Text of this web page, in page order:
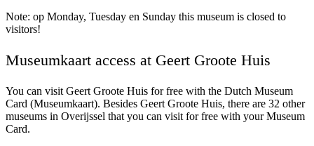
Note: op Monday, Tuesday en Sunday this museum is closed to
visitors!
Museumkaart access at Geert Groote Huis
You can visit Geert Groote Huis for free with the Dutch Museum
Card (Museumkaart). Besides Geert Groote Huis, there are 32 other
museums in Overijssel that you can visit for free with your Museum
Card.